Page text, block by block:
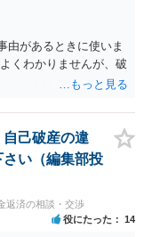
由があるときに使いま
くわかりませんが、破
己破産の違
い（編集部投
返済の相談・交渉
役にたった 14